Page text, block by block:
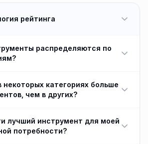
рейтинга
распределяются по
некоторых категориях больше
чем в других?
лучший инструмент для моей
потребности?